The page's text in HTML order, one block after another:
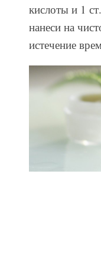
кислоты и 1
нанеси на
истечение